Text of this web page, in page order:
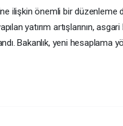
ilişkin önemli bir düzenleme
yatırım artışlarının,
Bakanlık, yeni hesaplama